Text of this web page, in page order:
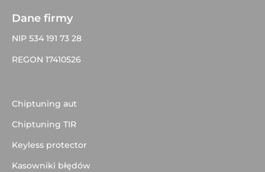
Dane firmy
NIP 534 191 73 28
REGON 17410526
Chiptuning aut
Chiptuning TIR
Keyless protector
Kasowniki błędów